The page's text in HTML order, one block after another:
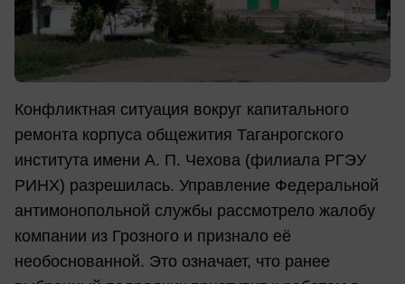
Конфликтная ситуация вокруг капитального
ремонта корпуса общежития Таганрогского
института имени А. П. Чехова (филиала РГЭУ
РИНХ) разрешилась. Управление Федеральной
антимонопольной службы рассмотрело жалобу
компании из Грозного и признало её
необоснованной. Это означает, что ранее